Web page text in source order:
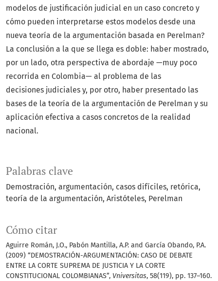
Palabras clave
Demostración argumentación casos difíciles retórica
teoría de la argumentación Aristóteles Perelman
Cómo citar
Aguirre Román, J.O., Pabón Mantilla, A.P. and García Obando, P.A.
(2009) “DEMOSTRACIÓN-ARGUMENTACIÓN: CASO DE DEBATE
ENTRE LA CORTE SUPREMA DE JUSTICIA Y LA CORTE
CONSTITUCIONAL COLOMBIANAS”, Vniversitas, 58(119), pp. 137–160.
modelos de justificación judicial en un caso concreto y
cómo pueden interpretarse estos modelos desde una
nueva teoría de la argumentación basada en Perelman?
La conclusión a la que se llega es doble: haber mostrado,
por un lado, otra perspectiva de abordaje —muy poco
recorrida en Colombia— al problema de las
decisiones judiciales y, por otro, haber presentado las
bases de la teoría de la argumentación de Perelman y su
aplicación efectiva a casos concretos de la realidad
nacional.